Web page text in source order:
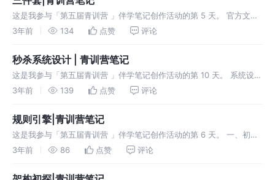
这是我参与「第五届青训营 」伴学笔记创作活动的第 5 天。 官方文档
地址： https://github.com/cloudwego/hertz
3年前 134 点赞 评论
秒杀系统设计 | 青训营笔记
这是我参与「第五届青训营 」伴学笔记创作活动的第 10 天。 系统设计
的定义 设计流程 场景-->存储-->服务-->扩展 场景分析——什么系
3年前 139 点赞 评论
规则引擎|青训营笔记
这是我参与「第五届青训营 」伴学笔记创作活动的第 6 天。 一、初识
规则引擎 规则引擎的定义： 规则引擎是一种嵌入在应用程序中的组
义模块编
3年前 86 点赞 评论